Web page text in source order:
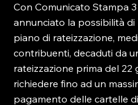
Con Comunicato Stampa
annunciato la possibilità
piano di rateizzazione,
contribuenti, decaduti da
rateizzazione prima del 22
richiedere fino ad un
pagamento delle cartelle